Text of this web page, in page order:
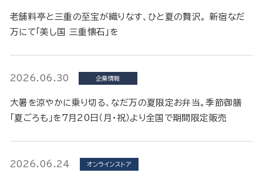
老舗料亭と三重の至宝が織りなす、ひと夏の贅沢。 新宿なだ
万にて「美し国 三重懐石」を
2026.06.30 企業情報
大暑を涼やかに乗り切る、なだ万の夏限定お弁当。季節御膳
「夏ごろも」を7月20日（月・祝）より全国で期間限定販売
2026.06.24 オンラインストア